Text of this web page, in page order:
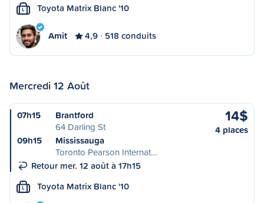
L Toyota Matrix Blanc '10
Amit 4,9 518 conduits
Mercredi 12 Août
07h15
Brantford
64 Darling St
09h15
Mississauga
Toronto Pearson Internat…
Retour mer. 12 août à 17h15
14$
4 places
L Toyota Matrix Blanc '10